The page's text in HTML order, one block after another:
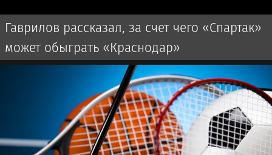
Гаврилов рассказал, за счет чего «Спартак»
может обыграть «Краснодар»